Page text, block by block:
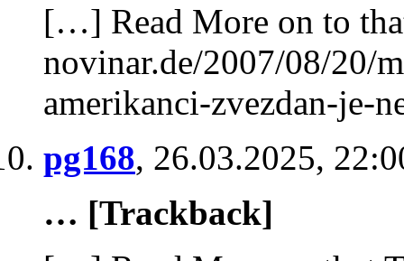
[…] Read More on to
novinar.de/2007/08/20/
amerikanci-zvezdan-
pg168, 26.03.2025,
… [Trackback]